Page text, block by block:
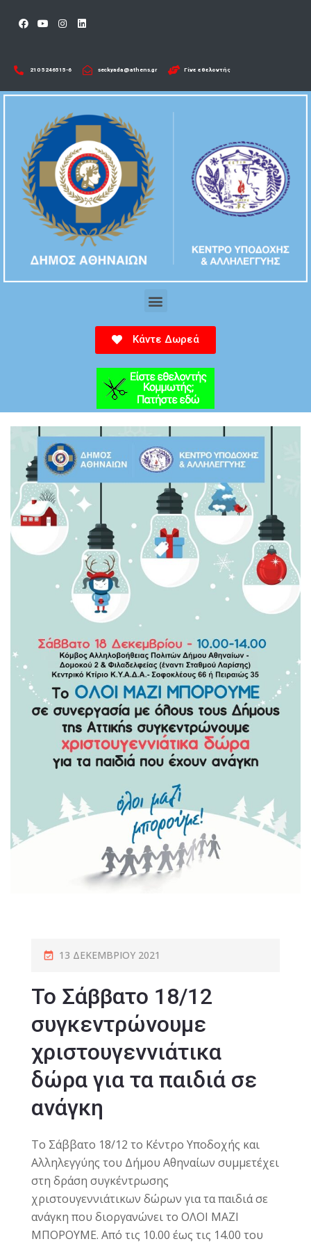
210 5246515-6​ seckyada@athens.gr Γίνε εθελοντής
Κάντε Δωρεά
13 ΔΕΚΕΜΒΡΊΟΥ 2021
To Σάββατο 18/12
συγκεντρώνουμε
χριστουγεννιάτικα
δώρα για τα παιδιά σε
ανάγκη
Το Σάββατο 18/12 το Κέντρο Υποδοχής και
Αλληλεγγύης του Δήμου Αθηναίων συμμετέχει
στη δράση συγκέντρωσης
χριστουγεννιάτικων δώρων για τα παιδιά σε
ανάγκη που διοργανώνει το ΟΛΟΙ ΜΑΖΙ
ΜΠΟΡΟΥΜΕ. Από τις 10.00 έως τις 14.00 του